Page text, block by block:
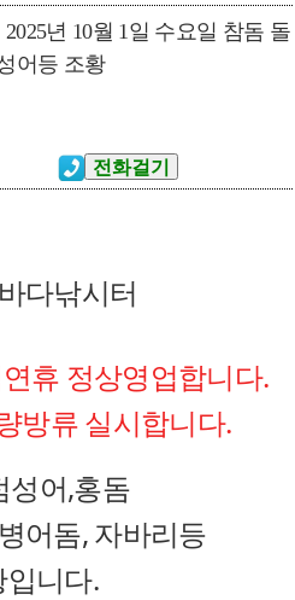
년 10월 1일 수요일 참돔 돌
어등 조황
다낚시터
휴 정상영업합니다.
방류 실시합니다.
성어,홍돔
어돔, 자바리등
입니다.